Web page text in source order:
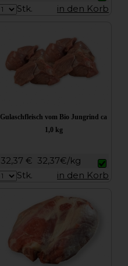
Stk.
in den Korb
Gulaschfleisch vom Bio Jungrind ca
1,0 kg
32,37 € 32,37€/kg
Stk.
in den Korb